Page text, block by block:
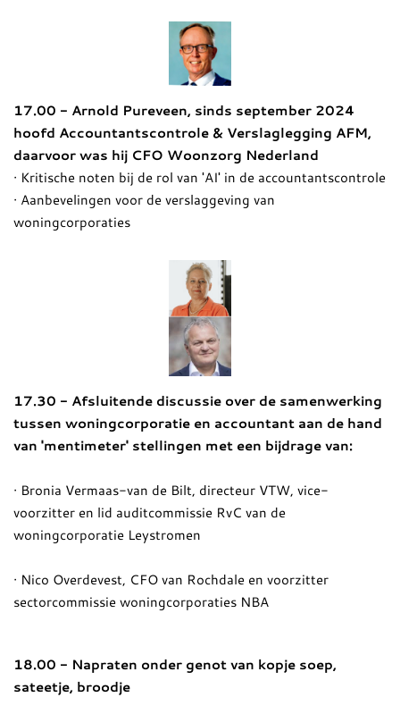
17.00 - Arnold Pureveen, sinds september 2024
hoofd Accountantscontrole & Verslaglegging AFM,
daarvoor was hij CFO Woonzorg Nederland
· Kritische noten bij de rol van 'AI' in de accountantscontrole
· Aanbevelingen voor de verslaggeving van
woningcorporaties
17.30 - Afsluitende discussie over de samenwerking
tussen woningcorporatie en accountant aan de hand
van 'mentimeter' stellingen met een bijdrage van:
· Bronia Vermaas-van de Bilt, directeur VTW, vice-
voorzitter en lid auditcommissie RvC van de
woningcorporatie Leystromen
· Nico Overdevest, CFO van Rochdale en voorzitter
sectorcommissie woningcorporaties NBA
18.00 - Napraten onder genot van kopje soep,
sateetje, broodje